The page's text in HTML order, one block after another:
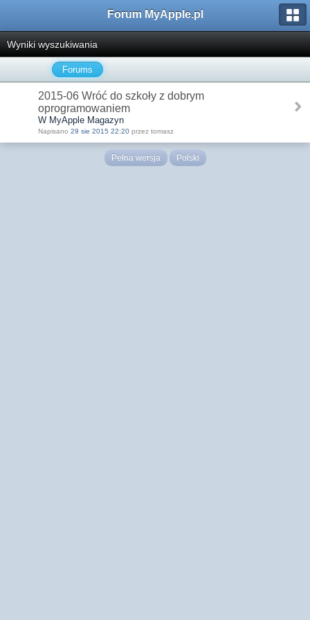
Forum MyApple.pl
Wyniki wyszukiwania
Forums
2015-06 Wróć do szkoły z dobrym
oprogramowaniem
W MyApple Magazyn
Napisano 29 sie 2015 22:20 przez tomasz
Pełna wersja Polski